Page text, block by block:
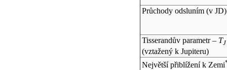
Průchody odsluním (v JD)
Tisserandův parametr – TJ
(vztažený k Jupiteru)
Největší přiblížení k Zemi